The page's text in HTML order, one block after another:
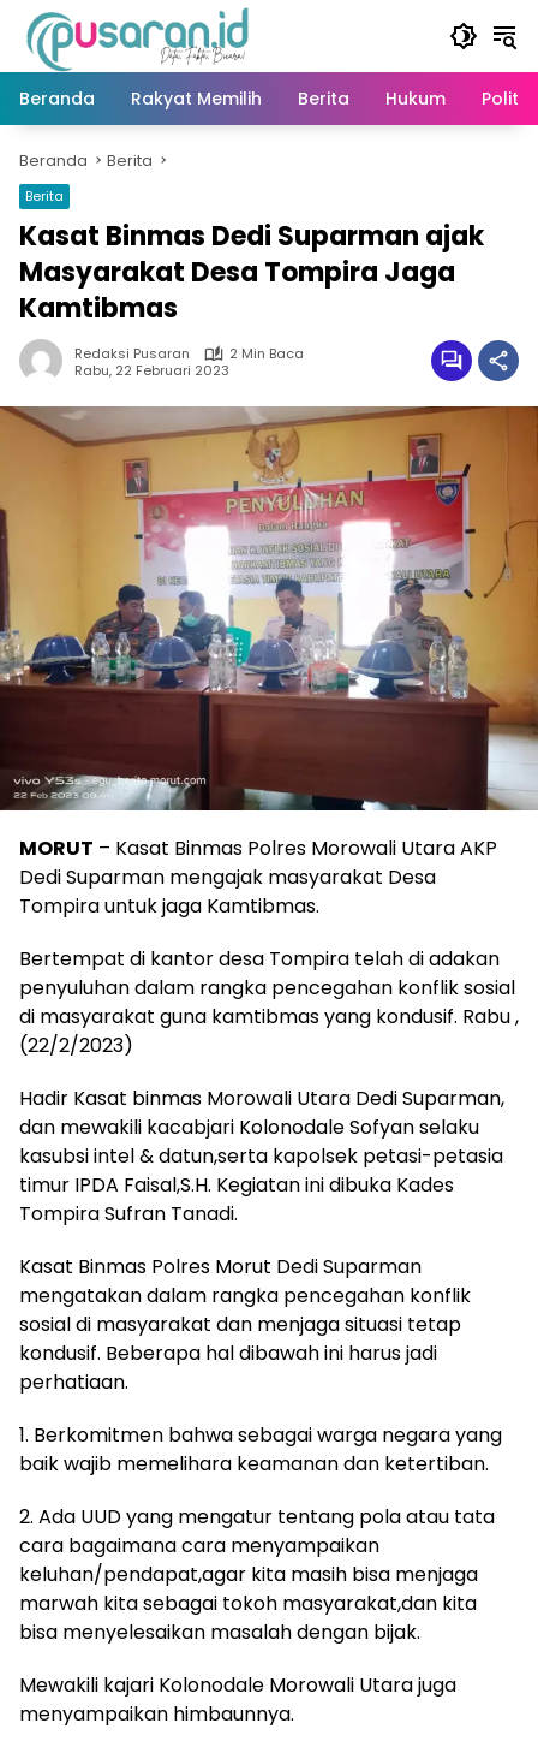
Langsung
konten
Beranda
Rakyat Memilih Berita Hukum Politik
Beranda Berita
Berita
Kasat Binmas Dedi Suparman ajak
Masyarakat Desa Tompira Jaga
Kamtibmas
Redaksi Pusaran
2 Min Baca
Rabu, 22 Februari 2023
MORUT – Kasat Binmas Polres Morowali Utara AKP
Dedi Suparman mengajak masyarakat Desa
Tompira untuk jaga Kamtibmas.
Bertempat di kantor desa Tompira telah di adakan
penyuluhan dalam rangka pencegahan konflik sosial
di masyarakat guna kamtibmas yang kondusif. Rabu ,
(22/2/2023)
Hadir Kasat binmas Morowali Utara Dedi Suparman,
dan mewakili kacabjari Kolonodale Sofyan selaku
kasubsi intel & datun,serta kapolsek petasi-petasia
timur IPDA Faisal,S.H. Kegiatan ini dibuka Kades
Tompira Sufran Tanadi.
Kasat Binmas Polres Morut Dedi Suparman
mengatakan dalam rangka pencegahan konflik
sosial di masyarakat dan menjaga situasi tetap
kondusif. Beberapa hal dibawah ini harus jadi
perhatiaan.
1. Berkomitmen bahwa sebagai warga negara yang
baik wajib memelihara keamanan dan ketertiban.
2. Ada UUD yang mengatur tentang pola atau tata
cara bagaimana cara menyampaikan
keluhan/pendapat,agar kita masih bisa menjaga
marwah kita sebagai tokoh masyarakat,dan kita
bisa menyelesaikan masalah dengan bijak.
Mewakili kajari Kolonodale Morowali Utara juga
menyampaikan himbaunnya.